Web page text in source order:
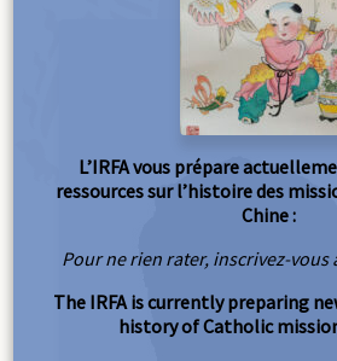
L’IRFA vous prépare
ressources sur l’histoire des
Chine :
Pour ne rien rater, inscrivez-
The IRFA is currently preparing
history of Catholic